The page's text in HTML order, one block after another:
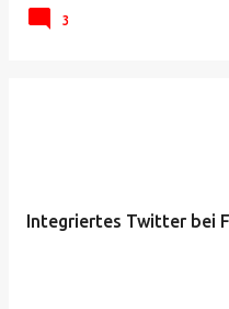
3
Integriertes Twitter bei